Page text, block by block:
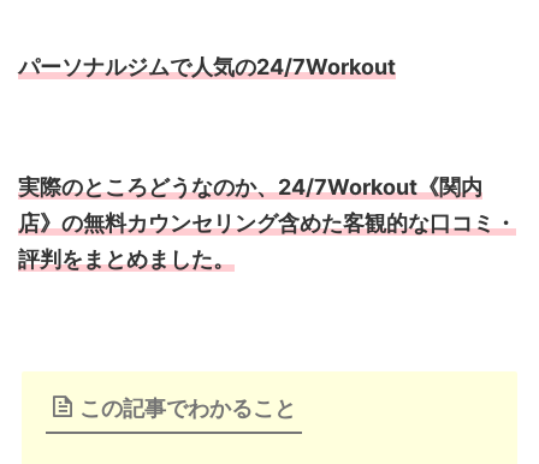
パーソナルジムで人気の24/7Workout
実際のところどうなのか、24/7Workout《関内
店》の無料カウンセリング含めた客観的な口コミ・
評判をまとめました。
この記事でわかること